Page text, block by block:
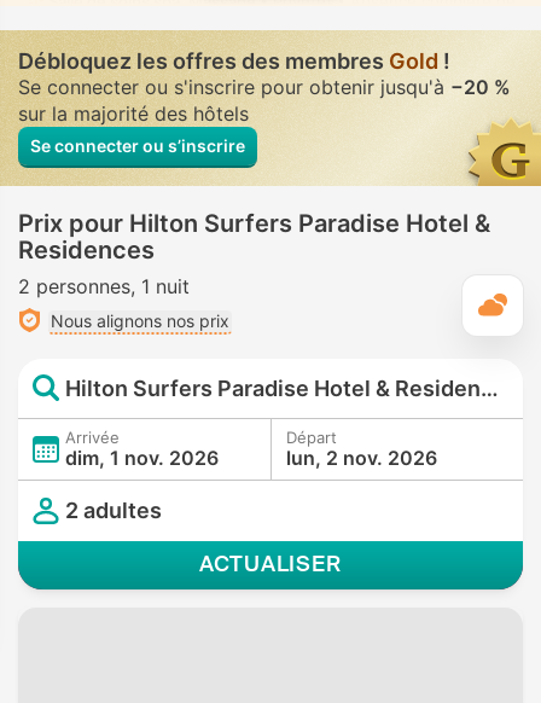
Aucun équipement bidet disponible dans les salles de bains
des chambres
Débloquez les offres des membres Gold !
Se connecter ou s'inscrire pour obtenir jusqu'à −20 %
sur la majorité des hôtels
Se connecter ou s’inscrire
Prix pour Hilton Surfers Paradise Hotel &
Residences
2 personnes 1 nuit
Nous alignons nos prix
Hilton Surfers Paradise Hotel & Residences
Arrivée
dim, 1 nov. 2026
Départ
lun, 2 nov. 2026
2 adultes
ACTUALISER